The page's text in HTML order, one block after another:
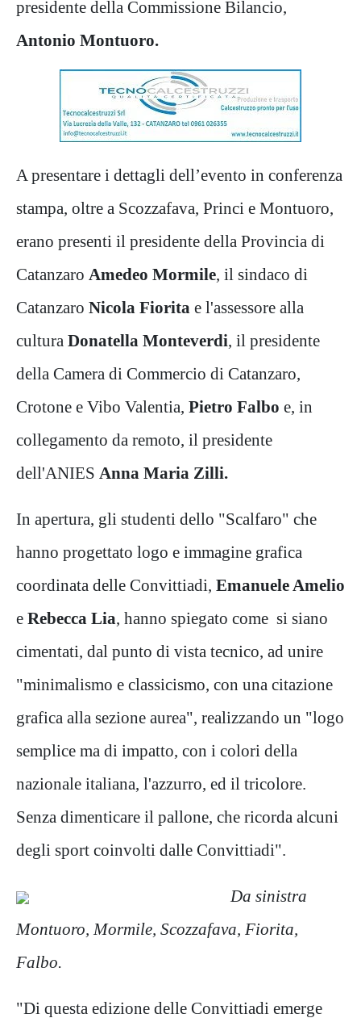
presidente della Commissione Bilancio,
Antonio Montuoro.
A presentare i dettagli dell’evento in conferenza
stampa, oltre a Scozzafava, Princi e Montuoro,
erano presenti il presidente della Provincia di
Catanzaro Amedeo Mormile, il sindaco di
Catanzaro Nicola Fiorita e l'assessore alla
cultura Donatella Monteverdi, il presidente
della Camera di Commercio di Catanzaro,
Crotone e Vibo Valentia, Pietro Falbo e, in
collegamento da remoto, il presidente
dell'ANIES Anna Maria Zilli.
In apertura, gli studenti dello "Scalfaro" che
hanno progettato logo e immagine grafica
coordinata delle Convittiadi, Emanuele Amelio
e Rebecca Lia, hanno spiegato come si siano
cimentati, dal punto di vista tecnico, ad unire
"minimalismo e classicismo, con una citazione
grafica alla sezione aurea", realizzando un "logo
semplice ma di impatto, con i colori della
nazionale italiana, l'azzurro, ed il tricolore.
Senza dimenticare il pallone, che ricorda alcuni
degli sport coinvolti dalle Convittiadi".
Da sinistra
Montuoro, Mormile, Scozzafava, Fiorita,
Falbo.
"Di questa edizione delle Convittiadi emerge